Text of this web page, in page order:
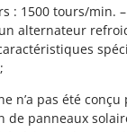
: 1500 tours/min.
alternateur
n’a pas été
de panneaux